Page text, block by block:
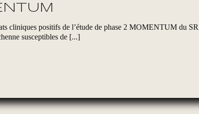
cliniques positifs de l’étude de phase 2 MOMENTUM du
susceptibles de [...]